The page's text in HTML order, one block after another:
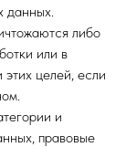
данных.
либо
или в
целей, если
и
правовые